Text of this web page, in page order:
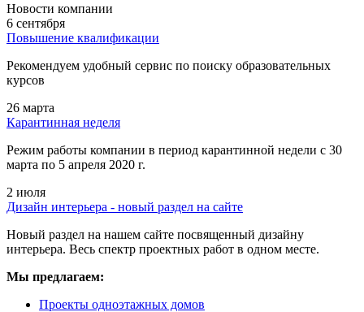
Новости компании
6 сентября
Повышение квалификации
Рекомендуем удобный сервис по поиску образовательных
курсов
26 марта
Карантинная неделя
Режим работы компании в период карантинной недели c 30
марта по 5 апреля 2020 г.
2 июля
Дизайн интерьера - новый раздел на сайте
Новый раздел на нашем сайте посвященный дизайну
интерьера. Весь спектр проектных работ в одном месте.
Мы предлагаем:
Проекты одноэтажных домов